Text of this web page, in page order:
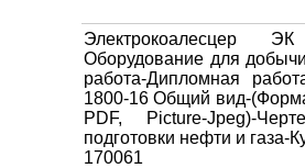
Электрокоалесцер
Оборудование для
работа-Дипломная
1800-16 Общий вид-
PDF, Picture-Jpeg)-
подготовки нефти и газа-
170061